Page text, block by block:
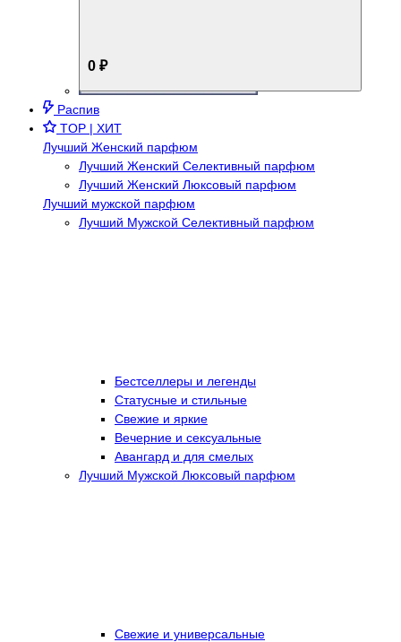
0 ₽
Распив
TOP | ХИТ
Лучший Женский парфюм
Лучший Женский Селективный парфюм
Лучший Женский Люксовый парфюм
Лучший мужской парфюм
Лучший Мужской Селективный парфюм
Бестселлеры и легенды
Статусные и стильные
Свежие и яркие
Вечерние и сексуальные
Авангард и для смелых
Лучший Мужской Люксовый парфюм
Свежие и универсальные